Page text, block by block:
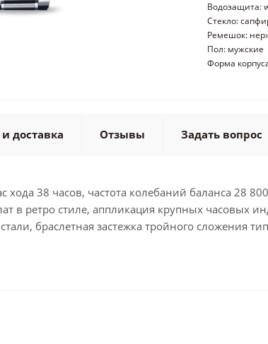
Водозащита:
Стекло:
Ремешок:
Пол: мужские
Форма
доставка Отзывы Задать вопрос
хода 38 часов, частота колебаний баланса 28
в ретро стиле, аппликация крупных часовых
браслетная застежка тройного сложения